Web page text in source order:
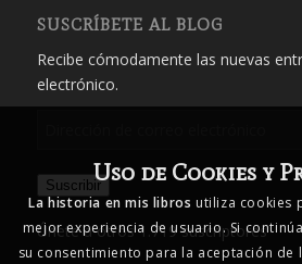
SUSCRÍBETE AL BLOG
Recibe cómodamente las nuevas
electrónico.
correo
electrónico
Suscribir
Únete a otros 1.719 suscriptores
Uso de Cookies y
La historia en mis libros utiliza cookies
mejor experiencia de usuario. Si
su consentimiento para la aceptación de